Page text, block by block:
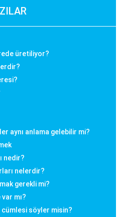
üretiliyor?
aynı anlama gelebilir mi?
nedir?
nelerdir?
gerekli mi?
mı?
söyler misin?